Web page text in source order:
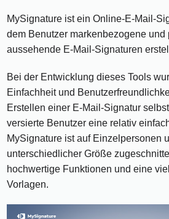
MySignature ist ein Online-E-Mail-
dem Benutzer markenbezogene und
aussehende E-Mail-Signaturen
Bei der Entwicklung dieses Tools
Einfachheit und
Erstellen einer E-Mail-Signatur
versierte Benutzer eine relativ
MySignature ist auf Einzelpersonen
unterschiedlicher Größe
hochwertige Funktionen und eine
Vorlagen.